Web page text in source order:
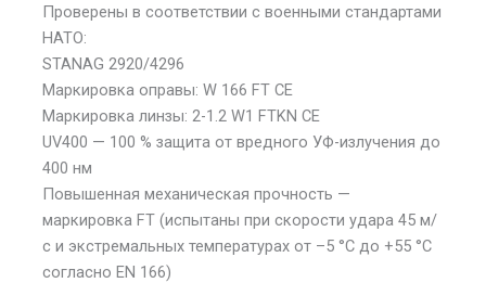
Проверены в соответствии с военными стандартами
НАТО:
STANAG 2920/4296
Маркировка оправы: W 166 FT CE
Маркировка линзы: 2-1.2 W1 FTKN CE
UV400 — 100 % защита от вредного УФ-излучения до
400 нм
Повышенная механическая прочность —
маркировка FT (испытаны при скорости удара 45 м/
с и экстремальных температурах от –5 °C до +55 °C
согласно EN 166)